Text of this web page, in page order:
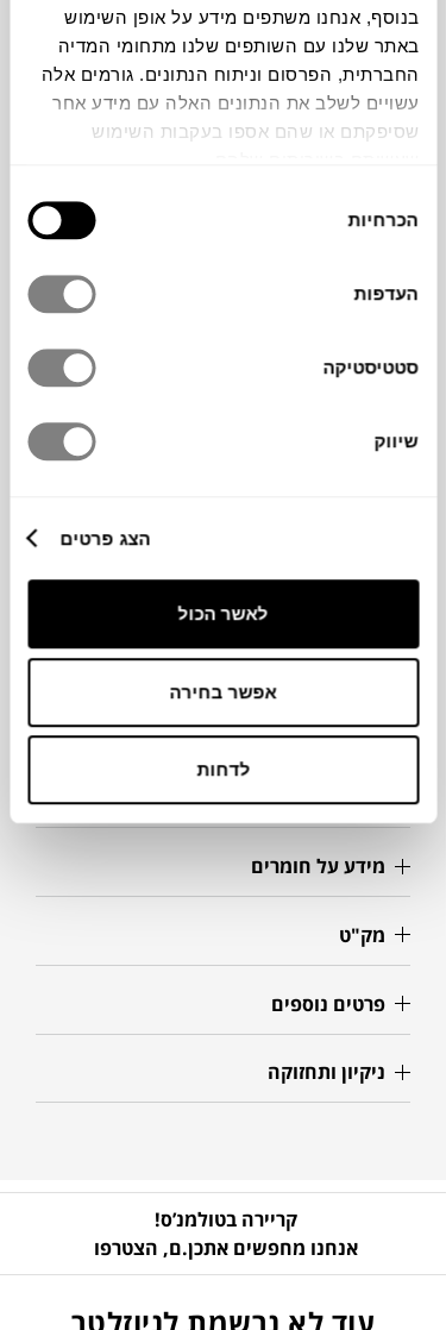
בנוסף, אנחנו משתפים מידע על אופן השימוש
באתר שלנו עם השותפים שלנו מתחומי המדיה
החברתית, הפרסום וניתוח הנתונים. גורמים אלה
עשויים לשלב את הנתונים האלה עם מידע אחר
שסיפקתם או שהם אספו בעקבות השימוש
הסכמה
הכרחיות
העדפות
סטטיסטיקה
שיווק
הצג פרטים
לאשר הכול
אפשר בחירה
לדחות
צבעים
אידיאלי עבור הגינה שלך.
קומפקטיות, נוחות ותחזוקה פשוטה. השימוש
בקווים דקים של מתכת יוצר מראה נצחי ומכניס
ברזל הנו חומר טבעי ולמרות הטיפול שעבר נגד
מידות
Ø96X74H
גדלים נוספים
Ø117X74H
מידע על חומרים
מק"ט
פרטים נוספים
ניקיון ותחזוקה
קריירה בטולמנ’ס!
אנחנו מחפשים אתכן.ם, הצטרפו